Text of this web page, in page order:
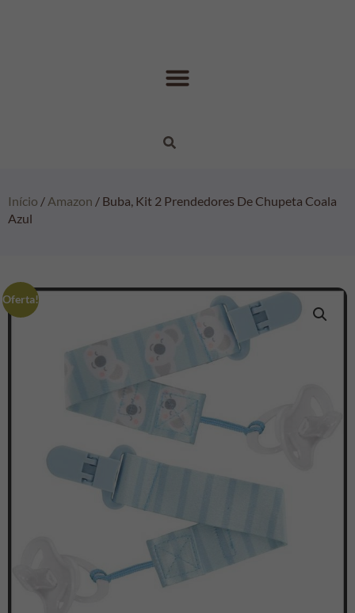
Início / Amazon / Buba, Kit 2 Prendedores De Chupeta Coala
Azul
Oferta!